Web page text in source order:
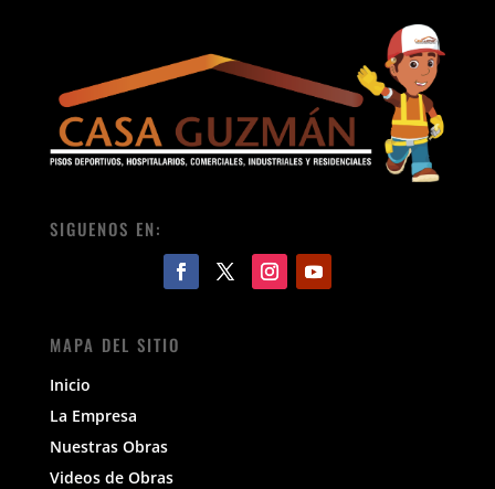
SIGUENOS EN:
MAPA DEL SITIO
Inicio
La Empresa
Nuestras Obras
Videos de Obras